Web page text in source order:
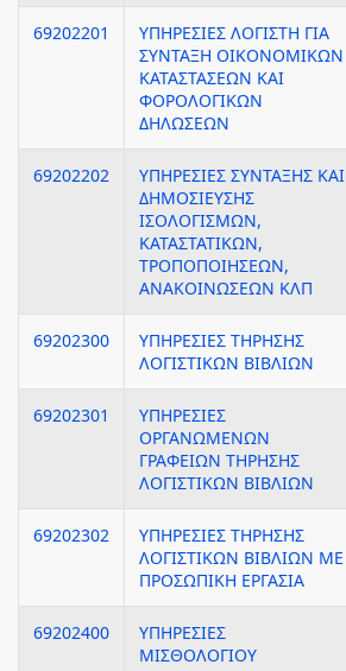
69202201
ΥΠΗΡΕΣΙΕΣ ΛΟΓΙΣΤΗ ΓΙΑ
ΣΥΝΤΑΞΗ ΟΙΚΟΝΟΜΙΚΩΝ
ΚΑΤΑΣΤΑΣΕΩΝ ΚΑΙ
ΦΟΡΟΛΟΓΙΚΩΝ
ΔΗΛΩΣΕΩΝ
69202202
ΥΠΗΡΕΣΙΕΣ ΣΥΝΤΑΞΗΣ ΚΑΙ
ΔΗΜΟΣΙΕΥΣΗΣ
ΙΣΟΛΟΓΙΣΜΩΝ,
ΚΑΤΑΣΤΑΤΙΚΩΝ,
ΤΡΟΠΟΠΟΙΗΣΕΩΝ,
ΑΝΑΚΟΙΝΩΣΕΩΝ ΚΛΠ
69202300
ΥΠΗΡΕΣΙΕΣ ΤΗΡΗΣΗΣ
ΛΟΓΙΣΤΙΚΩΝ ΒΙΒΛΙΩΝ
69202301
ΥΠΗΡΕΣΙΕΣ
ΟΡΓΑΝΩΜΕΝΩΝ
ΓΡΑΦΕΙΩΝ ΤΗΡΗΣΗΣ
ΛΟΓΙΣΤΙΚΩΝ ΒΙΒΛΙΩΝ
69202302
ΥΠΗΡΕΣΙΕΣ ΤΗΡΗΣΗΣ
ΛΟΓΙΣΤΙΚΩΝ ΒΙΒΛΙΩΝ ΜΕ
ΠΡΟΣΩΠΙΚΗ ΕΡΓΑΣΙΑ
69202400
ΥΠΗΡΕΣΙΕΣ
ΜΙΣΘΟΛΟΓΙΟΥ